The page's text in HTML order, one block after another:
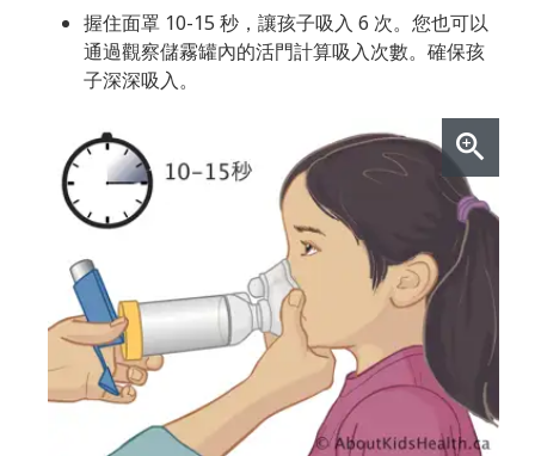
握住面罩 10-15 秒，讓孩子吸入 6 次。您也可以
通過觀察儲霧罐內的活門計算吸入次數。確保孩
子深深吸入。